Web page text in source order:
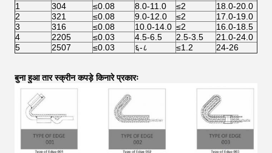
1 304 ≤0.08 8.0-11.0 ≤2
18.0-20.0
2
321 ≤0.08 9.0-12.0 ≤2
17.0-19.0
3
316 ≤0.08 10.0-14.0 ≤2
16.0-18.5
4
2205 ≤0.03 4.5-6.5 2.5-3.5
21.0-24.0
5
2507 ≤0.03 ६-८ ≤1.2 24-26
बुना हुआ तार स्क्रीन कपड़े किनारे प्रकारः